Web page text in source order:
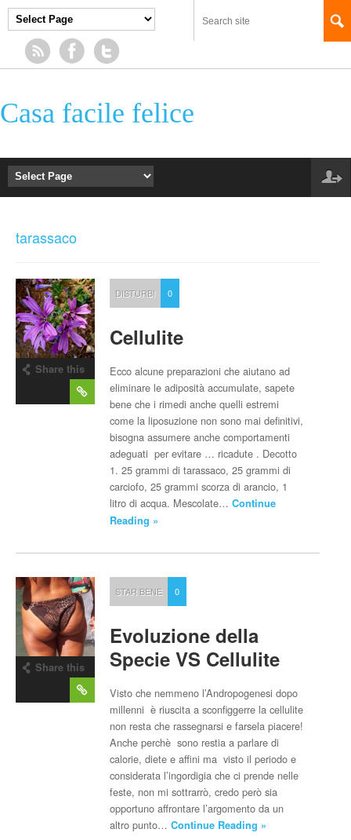
Casa facile felice
tarassaco
Share this
DISTURBI 0
Cellulite
Ecco alcune preparazioni che aiutano ad
eliminare le adiposità accumulate, sapete
bene che i rimedi anche quelli estremi
come la liposuzione non sono mai definitivi,
bisogna assumere anche comportamenti
adeguati per evitare … ricadute . Decotto
1. 25 grammi di tarassaco, 25 grammi di
carciofo, 25 grammi scorza di arancio, 1
litro di acqua. Mescolate…Continue
Reading »
Share this
STAR BENE 0
Evoluzione della
Specie VS Cellulite
Visto che nemmeno l’Andropogenesi dopo
millenni è riuscita a sconfiggerre la cellulite
non resta che rassegnarsi e farsela piacere!
Anche perchè sono restia a parlare di
calorie, diete e affini ma visto il periodo e
considerata l’ingordigia che ci prende nelle
feste, non mi sottrarrò, credo però sia
opportuno affrontare l’argomento da un
altro punto…Continue Reading »